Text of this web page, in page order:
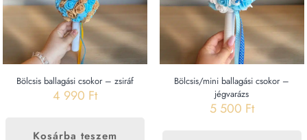
Bölcsis ballagási csokor – zsiráf
4 990 Ft
Kosárba teszem
Bölcsis/mini ballagási csokor –
jégvarázs
5 500 Ft